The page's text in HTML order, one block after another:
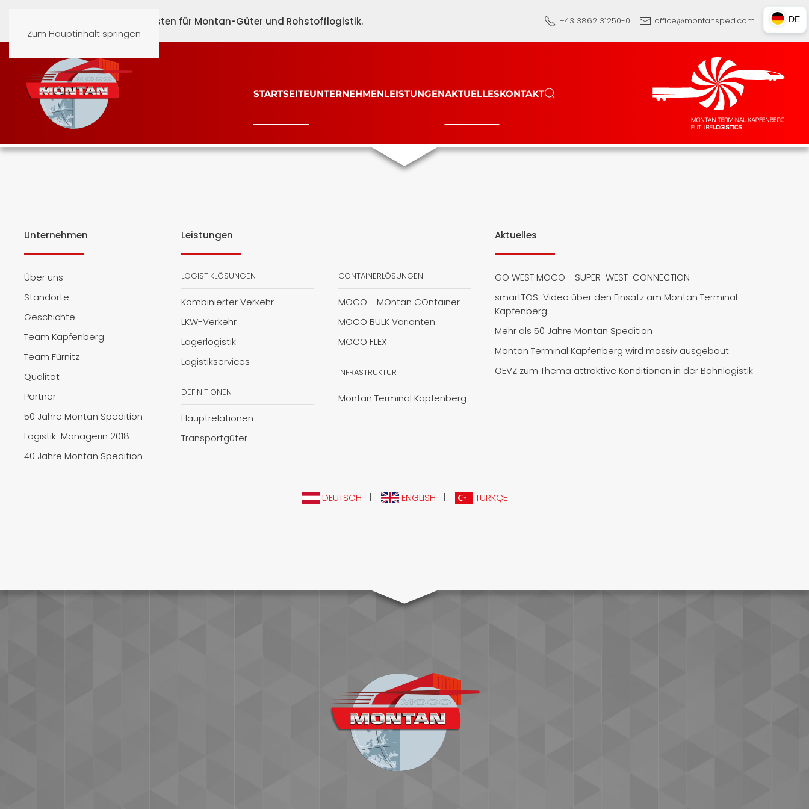
Zum Hauptinhalt springen
Guten Morgen beim Spezialisten für Montan-Güter und Rohstofflogistik. +43 3862 31250-0 office@montansped.com DE
DE
STARTSEITEUNTERNEHMENLEISTUNGENAKTUELLESKONTAKT
Unternehmen
Über uns
Standorte
Geschichte
Team Kapfenberg
Team Fürnitz
Qualität
Partner
50 Jahre Montan Spedition
Logistik-Managerin 2018
40 Jahre Montan Spedition
Leistungen
LOGISTIKLÖSUNGEN
Kombinierter Verkehr
LKW-Verkehr
Lagerlogistik
Logistikservices
DEFINITIONEN
Hauptrelationen
Transportgüter
CONTAINERLÖSUNGEN
MOCO - MOntan COntainer
MOCO BULK Varianten
MOCO FLEX
INFRASTRUKTUR
Montan Terminal Kapfenberg
Aktuelles
GO WEST MOCO - SUPER-WEST-CONNECTION
smartTOS-Video über den Einsatz am Montan Terminal
Kapfenberg
Mehr als 50 Jahre Montan Spedition
Montan Terminal Kapfenberg wird massiv ausgebaut
OEVZ zum Thema attraktive Konditionen in der Bahnlogistik
DEUTSCH | ENGLISH | TÜRKÇE